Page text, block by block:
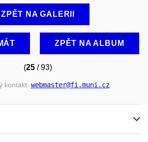
ZPĚT NA GALERII
ZPĚT NA ALBUM
(25 / 93)
kontakt: webmaster@fi .muni .cz